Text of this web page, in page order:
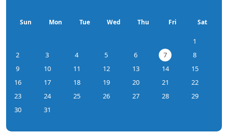
Sun Mon Tue Wed Thu Fri Sat
1
2
3 4 5 6 7
8
9
10 11 12 13 14
15
16
17 18 19 20 21
22
23
24 25 26 27 28
29
30
31